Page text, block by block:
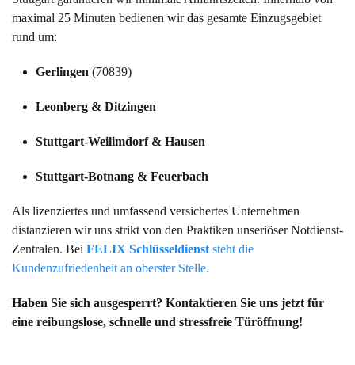
maximal 25 Minuten bedienen wir das gesamte Einzugsgebiet
rund um:
Gerlingen (70839)
Leonberg & Ditzingen
Stuttgart-Weilimdorf & Hausen
Stuttgart-Botnang & Feuerbach
Als lizenziertes und umfassend versichertes Unternehmen
distanzieren wir uns strikt von den Praktiken unseriöser Notdienst-
Zentralen. Bei FELIX Schlüsseldienst steht die
Kundenzufriedenheit an oberster Stelle.
Haben Sie sich ausgesperrt? Kontaktieren Sie uns jetzt für
eine reibungslose, schnelle und stressfreie Türöffnung!